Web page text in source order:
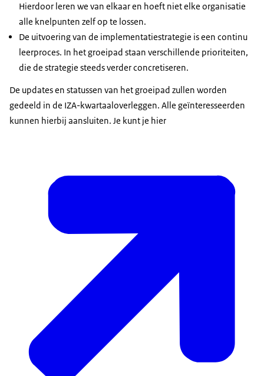
Hierdoor leren we van elkaar en hoeft niet elke organisatie
alle knelpunten zelf op te lossen.
De uitvoering van de implementatiestrategie is een continu
leerproces. In het groeipad staan verschillende prioriteiten,
die de strategie steeds verder concretiseren.
De updates en statussen van het groeipad zullen worden
gedeeld in de IZA-kwartaaloverleggen. Alle geïnteresseerden
kunnen hierbij aansluiten. Je kunt je hier